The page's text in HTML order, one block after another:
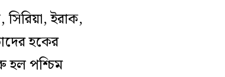
ইরাক,
হকের
হল পশ্চিম